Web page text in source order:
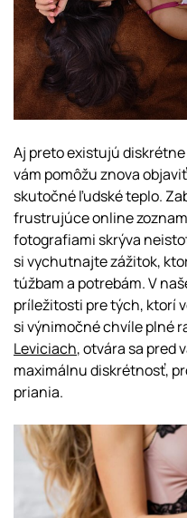
Aj preto existujú
vám pomôžu znova
skutočné ľudské teplo.
frustrujúce online
fotografiami skrýva
si vychutnajte zážitok,
túžbam a potrebám. V
príležitosti pre tých, ktorí
si výnimočné chvíle plné
Leviciach, otvára sa pred
maximálnu diskrétnosť,
priania.